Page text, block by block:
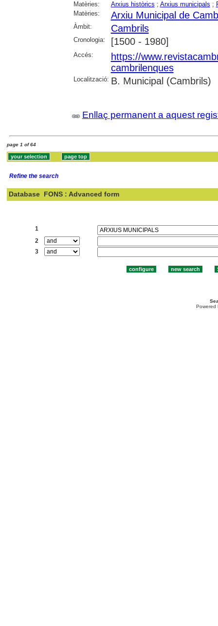
Matèries: Arxius històrics ; Arxius municipals ;
Matèries:
Arxiu Municipal de
Àmbit: Cambrils
Cronologia: [1500 - 1980]
Accés:
https://
cambrilenques
Localització: B. Municipal (Cambrils)
Enllaç permanent a aquest
page 1 of 64
Refine the search
Database FONS : Advanced form
1
2
3